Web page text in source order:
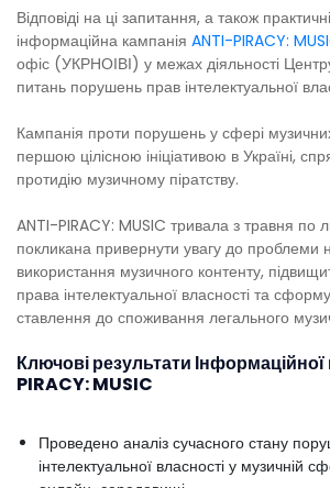
Відповіді на ці запитання, а також
інформаційна кампанія ANTI-PIRACY:
офіс (УКРНОІВІ) у межах діяльності
питань порушень прав інтелектуальної
Кампанія проти порушень у сфері
першою цілісною ініціативою в Україні,
протидію музичному піратству.
ANTI-PIRACY: MUSIC тривала з травня по
покликана привернути увагу до проблеми
використання музичного контенту,
права інтелектуальної власності та
ставлення до споживання легального
Ключові результати
PIRACY: MUSIC
Проведено аналіз сучасного стану
інтелектуальної власності у музичній